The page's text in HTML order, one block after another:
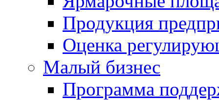
Продукция
Оценка
Малый бизнес
Программа